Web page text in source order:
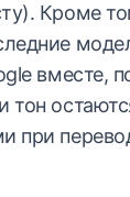
Кроме
вместе,
тон
при